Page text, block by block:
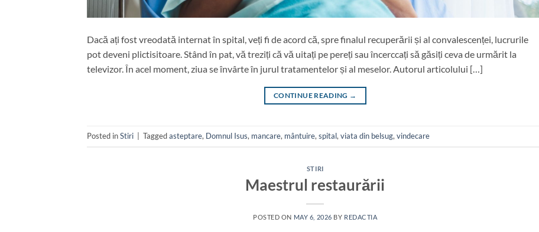
Dacă ați fost vreodată internat în spital, veți fi de acord că, spre finalul recuperării și al convalescenței, lucrurile
pot deveni plictisitoare. Stând în pat, vă treziți că vă uitați pe pereți sau încerccați să găsiți ceva de urmărit la
televizor. În acel moment, ziua se învârte în jurul tratamentelor și al meselor. Autorul articolului […]
CONTINUE READING →
Posted inStiri Taggedasteptare, Domnul Isus, mancare, mântuire,spital,viata din belsug,vindecare
STIRI
Maestrul restaurării
POSTED ON MAY 6, 2026 BY REDACTIA